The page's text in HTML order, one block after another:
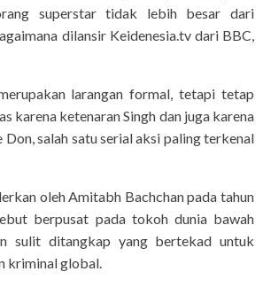
superstar tidak lebih besar dari
dilansir Keidenesia.tv dari BBC,
larangan formal, tetapi tetap
karena ketenaran Singh dan juga karena
salah satu serial aksi paling terkenal
oleh Amitabh Bachchan pada tahun
berpusat pada tokoh dunia bawah
sulit ditangkap yang bertekad untuk
kriminal global.